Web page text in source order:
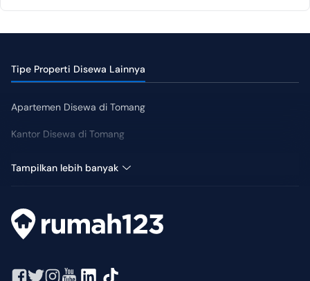
Tipe Properti Disewa Lainnya
Apartemen Disewa di Tomang
Kantor Disewa di Tomang
Tampilkan lebih banyak